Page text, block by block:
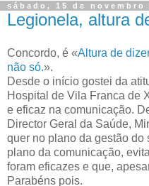
sábado, 15 de novembro
Legionela, altura
Concordo, é «Altura de
não só.».
Desde o início gostei da
Hospital de Vila Franca de
e eficaz na comunicação.
Director Geral da Saúde,
quer no plano da gestão
plano da comunicação,
foram eficazes e que,
Parabéns pois.